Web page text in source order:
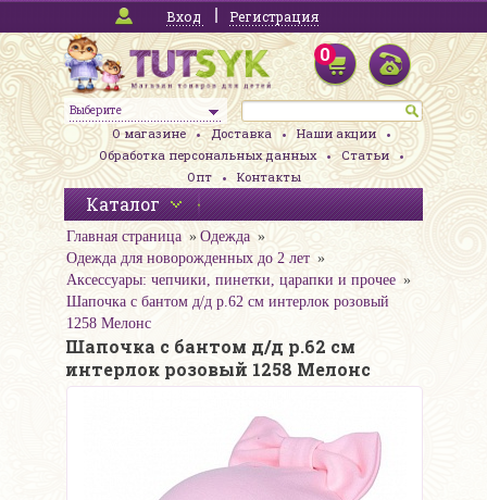
Вход Регистрация
Выберите
0
О магазине Доставка
Наши акции
Обработка персональных данных
Статьи
Опт
Контакты
Каталог
Главная страница
Одежда
Одежда для новорожденных до 2 лет
Аксессуары: чепчики, пинетки, царапки и прочее
Шапочка с бантом д/д р.62 см интерлок розовый
1258 Мелонс
Шапочка с бантом д/д р.62 см
интерлок розовый 1258 Мелонс